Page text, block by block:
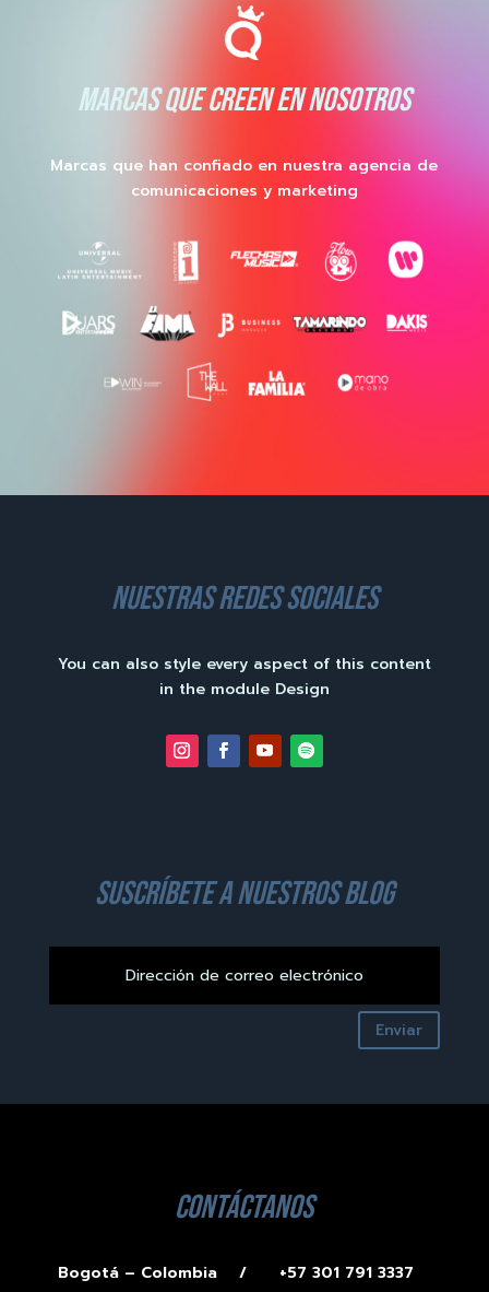
MARCAS QUE CREEN EN NOSOTROS
Marcas que han confiado en nuestra agencia de
comunicaciones y marketing
nuestras redes sociales
You can also style every aspect of this content
in the module Design
suscríbete a nuestros blog
Enviar
contáctanos
Bogotá – Colombia /
+57 301 791 3337